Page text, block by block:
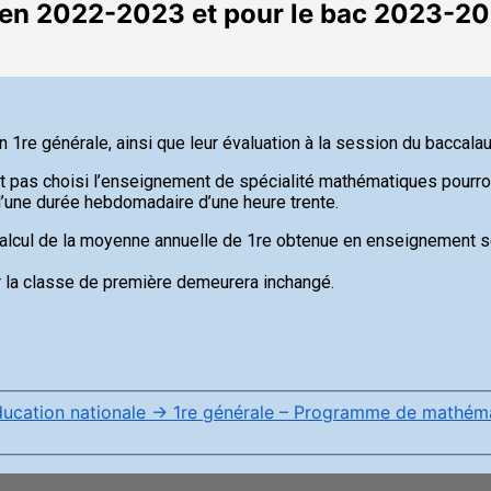
2022-2023 et pour le bac 2023-
générale, ainsi que leur évaluation à la session du
pas choisi l’enseignement de spécialité mathématiques
durée hebdomadaire d’une heure trente.
de la moyenne annuelle de 1re obtenue en
classe de première demeurera inchangé.
nationale → 1re générale – Programme de